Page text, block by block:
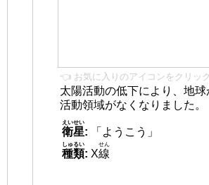
👈 お気に入りのアイコンをクリック
太陽活動の低下により、地
活動領域がなくなりました。
衛星
えいせい
:
「ようこう」
種類
しゅるい
: X線
せん